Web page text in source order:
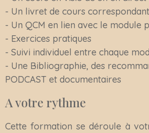
- Un livret de cours
- Un QCM en lien avec le module
- Exercices pratiques
- Suivi individuel entre chaque
- Une Bibliographie, des
PODCAST et documentaires
A votre rythme
Cette formation se déroule à